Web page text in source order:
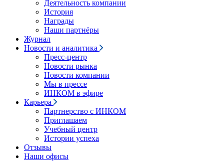
Деятельность компании
История
Награды
Наши партнёры
Журнал
Новости и аналитика
Пресс-центр
Новости рынка
Новости компании
Мы в прессе
ИНКОМ в эфире
Карьера
Партнерство с ИНКОМ
Приглашаем
Учебный центр
Истории успеха
Отзывы
Наши офисы